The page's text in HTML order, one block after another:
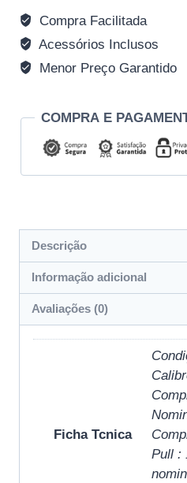
Rifle
MID
Calibre
Gov
quantidade
Compra Facilitada
Acessórios Inclusos
Menor Preço Garantido
COMPRA E
Descrição
Informação adicional
Avaliações (0)
Ficha Tcnica
Pull :